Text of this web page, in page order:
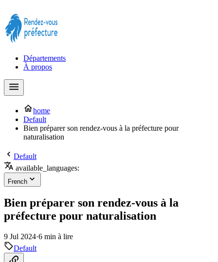
Départements
À propos
home
Default
Bien préparer son rendez-vous à la préfecture pour
naturalisation
Default
available_languages:
French
Bien préparer son rendez-vous à la
préfecture pour naturalisation
9 Jul 2024·6 min à lire
Default